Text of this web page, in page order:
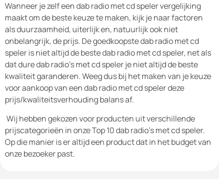
Wanneer je zelf een dab radio met cd speler vergelijking
maakt om de beste keuze te maken, kijk je naar factoren
als duurzaamheid, uiterlijk en, natuurlijk ook niet
onbelangrijk, de prijs. De goedkoopste dab radio met cd
speler is niet altijd de beste dab radio met cd speler, net als
dat dure dab radio's met cd speler je niet altijd de beste
kwaliteit garanderen. Weeg dus bij het maken van je keuze
voor aankoop van een dab radio met cd speler deze
prijs/kwaliteitsverhouding balans af.
Wij hebben gekozen voor producten uit verschillende
prijscategorieën in onze Top 10 dab radio's met cd speler.
Op die manier is er altijd een product dat in het budget van
onze bezoeker past.